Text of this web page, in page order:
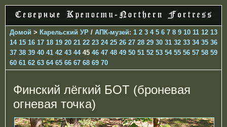
Домой > Карельский УР / АПК-музей: 1 2 3 4 5 6 7 8 9 10 11 12 13
14 15 16 17 18 19 20 21 22 23 24 25 26 27 28 29 30 31 32 33 34 35 36
37 38 39 40 41 42 43 4445 46 47 48 49 50 51 52 53 54 55 56 57 58 59
60 61 62 63 64 65 66 67 68 69 70
Финский лёгкий БОТ (броневая
огневая точка)